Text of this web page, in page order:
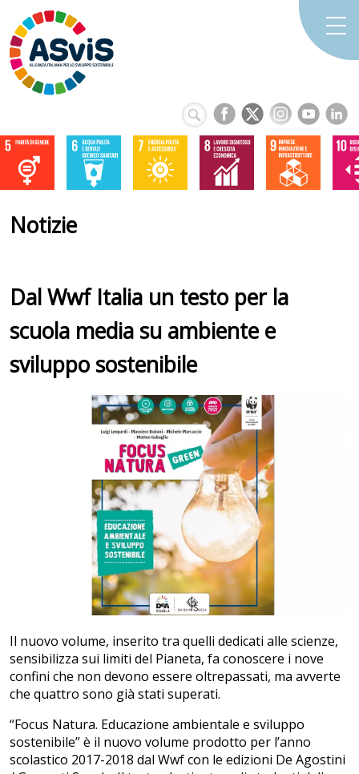
Notizie
Dal Wwf Italia un testo per la
scuola media su ambiente e
sviluppo sostenibile
Il nuovo volume, inserito tra quelli dedicati alle scienze,
sensibilizza sui limiti del Pianeta, fa conoscere i nove
confini che non devono essere oltrepassati, ma avverte
che quattro sono già stati superati.
“Focus Natura. Educazione ambientale e sviluppo
sostenibile” è il nuovo volume prodotto per l’anno
scolastico 2017-2018 dal Wwf con le edizioni De Agostini